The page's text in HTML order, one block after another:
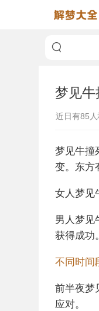
梦见牛
近日有85
梦见牛撞
变。东方
女人梦见
男人梦见
获得成功。
不同时间
前半夜梦
应对。